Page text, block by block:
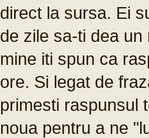
direct la sursa. Ei
de zile sa-ti dea
mine iti spun ca
ore. Si legat de
primesti raspunsul
noua pentru a ne